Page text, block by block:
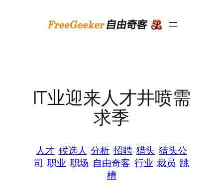
IT业迎来人才井喷需
求季
人才 候选人 分析 招聘 猎头 猎头公
司 职业 职场 自由奇客 行业 裁员 跳
槽